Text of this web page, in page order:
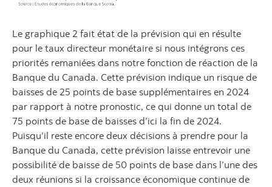
Le graphique 2 fait état de la prévision qui en résulte
pour le taux directeur monétaire si nous intégrons ces
priorités remaniées dans notre fonction de réaction de la
Banque du Canada. Cette prévision indique un risque de
baisses de 25 points de base supplémentaires en 2024
par rapport à notre pronostic, ce qui donne un total de
75 points de base de baisses d’ici la fin de 2024.
Puisqu’il reste encore deux décisions à prendre pour la
Banque du Canada, cette prévision laisse entrevoir une
possibilité de baisse de 50 points de base dans l’une des
deux réunions si la croissance économique continue de